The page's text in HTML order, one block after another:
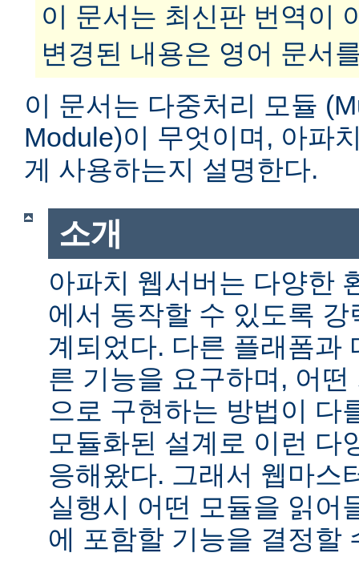
이 문서는 최신판 번역이
변경된 내용은 영어 문서
이 문서는 다중처리 모듈
Module)이 무엇이며, 아파
게 사용하는지 설명한다.
소개
아파치 웹서버는 다양한
에서 동작할 수 있도록
계되었다. 다른 플래폼과
른 기능을 요구하며, 어
으로 구현하는 방법이 다
모듈화된 설계로 이런 다
응해왔다. 그래서 웹마스
실행시 어떤 모듈을 읽어
에 포함할 기능을 결정할